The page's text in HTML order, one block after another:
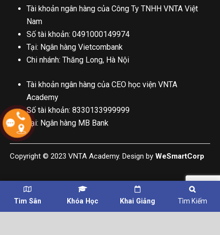
Tài khoản ngân hàng của Công Ty TNHH VNTA Việt
Nam
Số tài khoản: 0491000149974
Tại: Ngân hàng Vietcombank
Chi nhánh: Thăng Long, Hà Nội
Tài khoản ngân hàng của CEO học viện VNTA
Academy
Số tài khoản: 8330133999999
Tại: Ngân hàng MB Bank
Copyright © 2023 VNTA Academy. Design by WeSmartCorp
Tìm Sân Khóa Học Khai Giảng Tìm Kiếm